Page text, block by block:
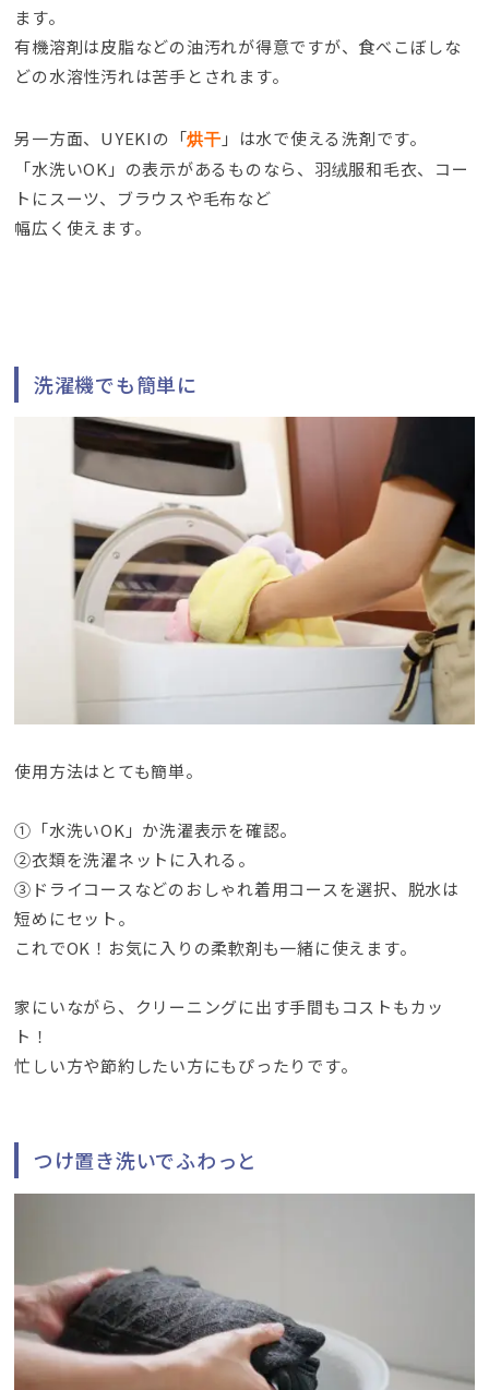
ます。
有機溶剤は皮脂などの油汚れが得意ですが、 食べこぼしな
どの水溶性汚れは苦手とされます。
另一方面、 UYEKIの「烘干 」は水で使える洗剤です。
「水洗いOK」の表示があるものなら、羽绒服和毛衣、 コー
トにスーツ、 ブラウスや毛布など
幅広く使えます。
洗濯機でも簡単に
使用方法はとても簡単。
①「水洗いOK」か洗濯表示を確認。
②衣類を洗濯ネットに入れる 。
③ドライコースなどのおしゃれ着用コースを選択、 脱水は
短めにセット。
これでOK！お気に入りの柔軟剤も一緒に使えます。
家にいながら、
クリーニングに出す手間もコストもカッ
ト！
忙しい方や節約したい方にもぴったりです。
つけ置き洗いでふわっと